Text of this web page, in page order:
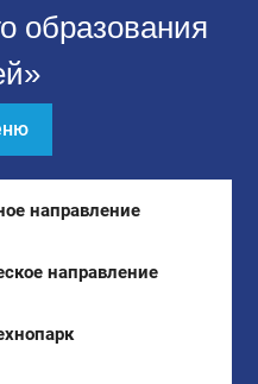
образования
направление
направление